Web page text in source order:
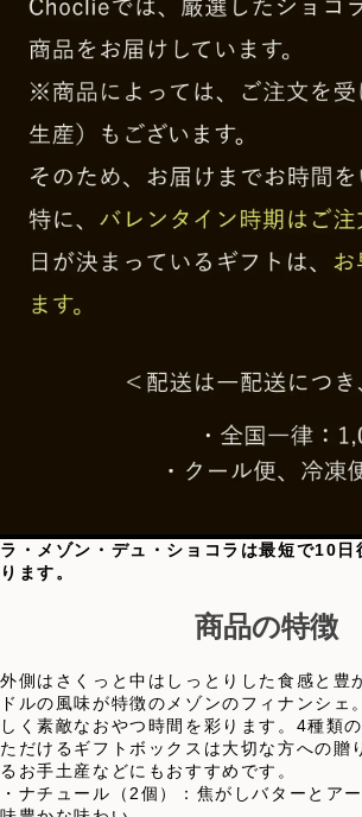
ラ・メゾン・デュ・ショコラは最短で10日
ります。
商品の特徴
外側はさくっと中はしっとりした食感と豊
ドルの風味が特徴のメゾンのフィナンシェ
しく素敵なおやつ時間を彩ります。4種類
ただけるギフトボックスは大切な方への贈
るお手土産などにもおすすめです。
・ナチュール（2個）：焦がしバターとア